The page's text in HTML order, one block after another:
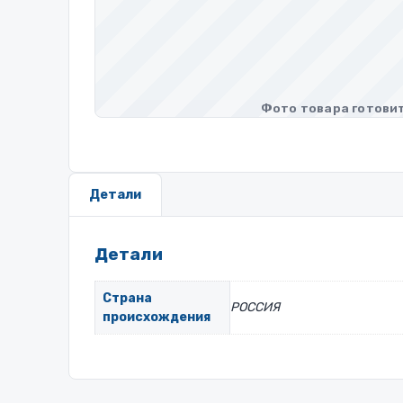
Детали
Детали
Страна
происхождения
РОССИЯ